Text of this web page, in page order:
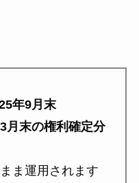
年9月末
月末の権利確定分
ま運用されます